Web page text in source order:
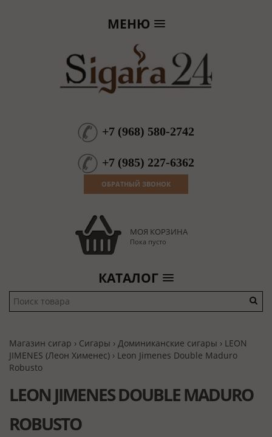
МЕНЮ
+7 (968) 580-2742
+7 (985) 227-6362
ОБРАТНЫЙ ЗВОНОК
МОЯ КОРЗИНА
Пока пусто
КАТАЛОГ
Магазин сигар › Сигары › Доминиканские сигары › LEON
JIMENES (Леон Хименес) › Leon Jimenes Double Maduro
Robusto
LEON JIMENES DOUBLE MADURO
ROBUSTO